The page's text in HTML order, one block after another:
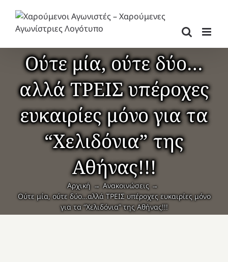
περιεχόμενο
Ούτε μία, ούτε δύο…
αλλά ΤΡΕΙΣ υπέροχες
ευκαιρίες μόνο για τα
“Χελιδόνια” της
Αθήνας!!!
Αρχική
Ανακοινώσεις
Ούτε μία, ούτε δύο…αλλά ΤΡΕΙΣ υπέροχες ευκαιρίες μόνο
για τα “Χελιδόνια” της Αθήνας!!!